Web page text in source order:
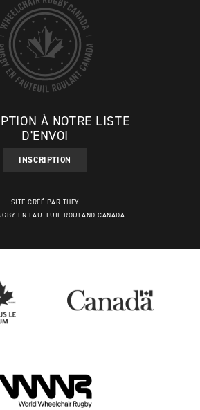
À NOTRE LISTE
D'ENVOI
INSCRIPTION
SITE CRÉÉ PAR THEY
EN FAUTEUIL ROULAND CANADA